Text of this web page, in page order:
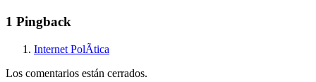
1 Pingback
Internet PolÃ­tica
Los comentarios están cerrados.